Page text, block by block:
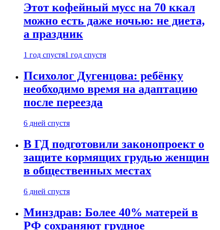
Этот кофейный мусс на 70 ккал
можно есть даже ночью: не диета,
а праздник
1 год спустя1 год спустя
Психолог Дугенцова: ребёнку
необходимо время на адаптацию
после переезда
6 дней спустя
В ГД подготовили законопроект о
защите кормящих грудью женщин
в общественных местах
6 дней спустя
Минздрав: Более 40% матерей в
РФ сохраняют грудное